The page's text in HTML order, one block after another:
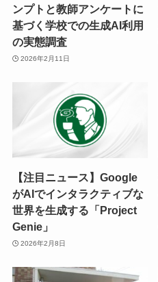
ンプトと教師アンケートに
基づく学校での生成AI利用
の実態調査
2026年2月11日
【注目ニュース】Google
がAIでインタラクティブな
世界を生成する「Project
Genie」
2026年2月8日